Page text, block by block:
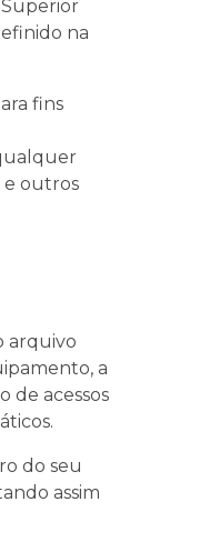
na
fins
e outros
arquivo
a
de acessos
do seu
assim